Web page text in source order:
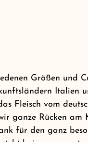
Größen und
Italien
Fleisch vom
ganze Rücken am
für den ganz